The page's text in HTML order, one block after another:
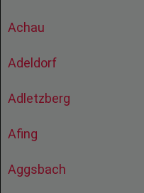
Achau
Adeldorf
Adletzberg
Afing
Aggsbach